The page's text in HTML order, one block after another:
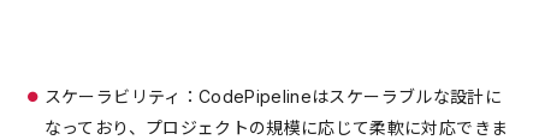
スケーラビリティ：CodePipelineはスケーラブルな設計に
なっており、プロジェクトの規模に応じて柔軟に対応できま